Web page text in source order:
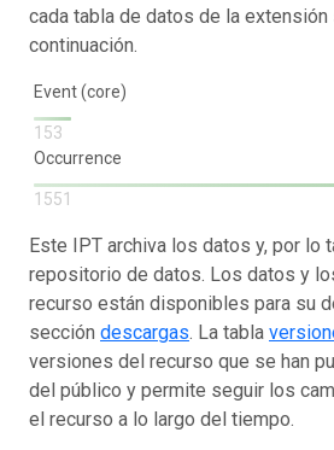
cada tabla de datos de la
continuación.
Event (core)
153
Occurrence
1551
Este IPT archiva los datos y, por lo
repositorio de datos. Los datos y
recurso están disponibles para su
sección descargas. La tabla
versiones del recurso que se han
del público y permite seguir los
el recurso a lo largo del tiempo.